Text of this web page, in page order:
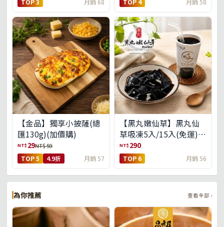
【金品】獨享小披薩(總
匯130g)(加價購)
NT$ 29NT$ 59
TOP 5 4.9折 月銷 57
【黑丸嫩仙草】黑丸仙
草吸凍5入/15入(免運)
(預購中8/14出貨)
NT$ 290
TOP 6 月銷 56
為你推薦 查看全部 ›